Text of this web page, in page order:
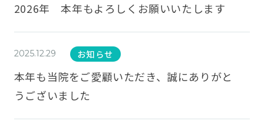
2026年 本年もよろしくお願いいたします
2025.12.29 お知らせ
本年も当院をご愛顧いただき、誠にありがと
うございました